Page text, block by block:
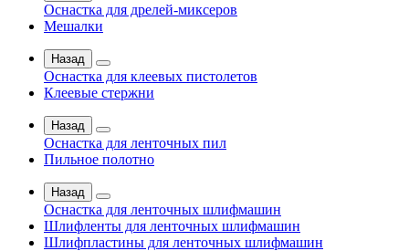
Оснастка для дрелей-миксеров
Мешалки
Назад
Оснастка для клеевых пистолетов
Клеевые стержни
Назад
Оснастка для ленточных пил
Пильное полотно
Назад
Оснастка для ленточных шлифмашин
Шлифленты для ленточных шлифмашин
Шлифпластины для ленточных шлифмашин